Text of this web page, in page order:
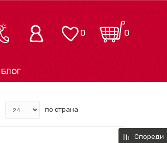
0
0
БЛОГ
по страна
Спореди